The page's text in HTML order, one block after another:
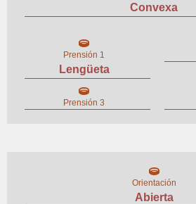
Convexa
Prensión 1
Lengüeta
Prensión 3
Orientación
Abierta